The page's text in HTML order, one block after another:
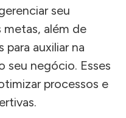
seu
além de
auxiliar na
seu negócio. Esses
processos e